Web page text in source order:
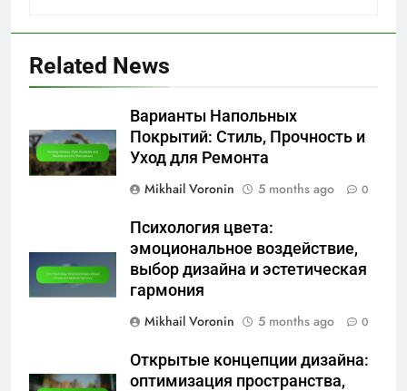
Related News
Варианты Напольных
Покрытий: Стиль, Прочность и
Уход для Ремонта
Mikhail Voronin
5 months ago 0
Психология цвета:
эмоциональное воздействие,
выбор дизайна и эстетическая
гармония
Mikhail Voronin
5 months ago 0
Открытые концепции дизайна:
оптимизация пространства,